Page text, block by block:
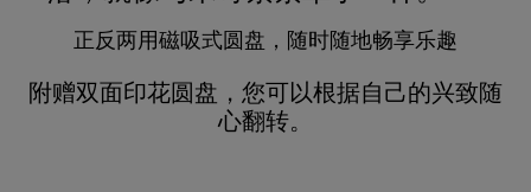
正反两用磁吸式圆盘，随时随地畅享乐趣
附赠双面印花圆盘，您可以根据自己的兴致随
心翻转。